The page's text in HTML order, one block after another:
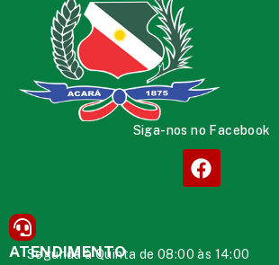
Siga-nos no Facebook
ATENDIMENTO
Segunda à Quinta de 08:00 às 14:00